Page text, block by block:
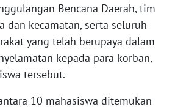
Bencana Daerah, tim
dan kecamatan, serta seluruh
yang telah berupaya dalam
kepada para korban,
tersebut.
10 mahasiswa ditemukan